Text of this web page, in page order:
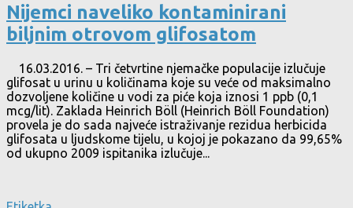
Nijemci naveliko kontaminirani
biljnim otrovom glifosatom
16.03.2016. – Tri četvrtine njemačke populacije izlučuje
glifosat u urinu u količinama koje su veće od maksimalno
dozvoljene količine u vodi za piće koja iznosi 1 ppb (0,1
mcg/lit). Zaklada Heinrich Böll (Heinrich Böll Foundation)
provela je do sada najveće istraživanje rezidua herbicida
glifosata u ljudskome tijelu, u kojoj je pokazano da 99,65%
od ukupno 2009 ispitanika izlučuje...